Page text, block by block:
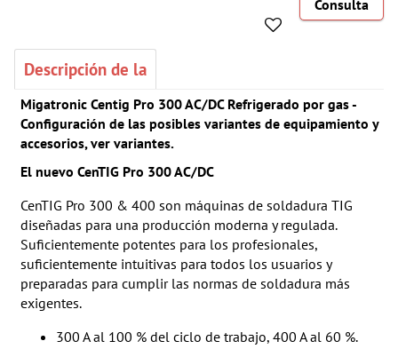
Consulta
Descripción de la
Migatronic Centig Pro 300 AC/DC Refrigerado por gas -
Configuración de las posibles variantes de equipamiento y
accesorios, ver variantes.
El nuevo CenTIG Pro 300 AC/DC
CenTIG Pro 300 & 400 son máquinas de soldadura TIG
diseñadas para una producción moderna y regulada.
Suficientemente potentes para los profesionales,
suficientemente intuitivas para todos los usuarios y
preparadas para cumplir las normas de soldadura más
exigentes.
300 A al 100 % del ciclo de trabajo, 400 A al 60 %.